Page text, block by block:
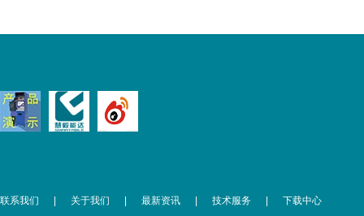
联系我们 关于我们 最新资讯 技术服务 下载中心